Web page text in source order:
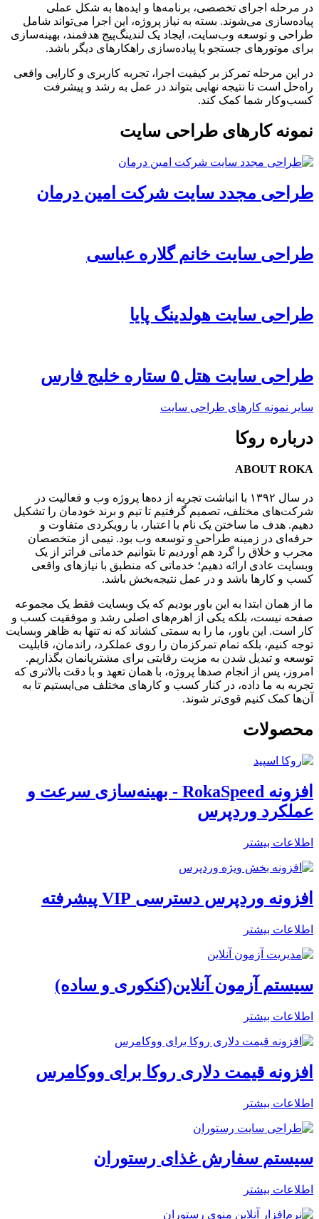
در مرحله اجرای تخصصی، برنامه‌ها و ایده‌ها به شکل عملی
پیاده‌سازی می‌شوند. بسته به نیاز پروژه، این اجرا می‌تواند شامل
طراحی و توسعه وب‌سایت، ایجاد یک لندینگ‌پیج هدفمند، بهینه‌سازی
برای موتورهای جستجو یا پیاده‌سازی راهکارهای دیگر باشد.
در این مرحله تمرکز بر کیفیت اجرا، تجربه کاربری و کارایی واقعی
راه‌حل است تا نتیجه نهایی بتواند در عمل به رشد و پیشرفت
کسب‌وکار شما کمک کند.
نمونه کارهای طراحی سایت
طراحی مجدد سایت شرکت امین درمان
طراحی سایت خانم گلاره عباسی
طراحی سایت هولدینگ پایا
طراحی سایت هتل ۵ ستاره خلیج فارس
سایر نمونه کارهای طراحی سایت
درباره روکا
ABOUT ROKA
در سال ۱۳۹۲ با انباشت تجربه از ده‌ها پروژه وب و فعالیت در
شرکت‌های مختلف، تصمیم گرفتیم تا تیم و برند خودمان را تشکیل
دهیم. هدف ما ساختن یک نام با اعتبار، با رویکردی متفاوت و
حرفه‌ای در زمینه طراحی و توسعه وب بود. تیمی از متخصصان
مجرب و خلاق را گرد هم آوردیم تا بتوانیم خدماتی فراتر از یک
وبسایت عادی ارائه دهیم؛ خدماتی که منطبق با نیازهای واقعی
کسب و کارها باشد و در عمل نتیجه‌بخش باشد.
ما از همان ابتدا به این باور بودیم که یک وبسایت فقط یک مجموعه
صفحه نیست، بلکه یکی از اهرم‌های اصلی رشد و موفقیت کسب و
کار است. این باور، ما را به سمتی کشاند که نه تنها به ظاهر وبسایت
توجه کنیم، بلکه تمام تمرکزمان را روی عملکرد، راندمان، قابلیت
توسعه و تبدیل شدن به مزیت رقابتی برای مشتریانمان بگذاریم.
امروز، پس از انجام صدها پروژه، با همان تعهد و با دقت بالاتری که
تجربه به ما داده، در کنار کسب و کارهای مختلف می‌ایستیم تا به
آن‌ها کمک کنیم قوی‌تر شوند.
محصولات
افزونه RokaSpeed - بهینه‌سازی سرعت و
عملکرد وردپرس
اطلاعات بیشتر
افزونه وردپرس دسترسی VIP پیشرفته
اطلاعات بیشتر
سیستم آزمون آنلاین(کنکوری و ساده)
اطلاعات بیشتر
افزونه قیمت دلاری روکا برای ووکامرس
اطلاعات بیشتر
سیستم سفارش غذای رستوران
اطلاعات بیشتر